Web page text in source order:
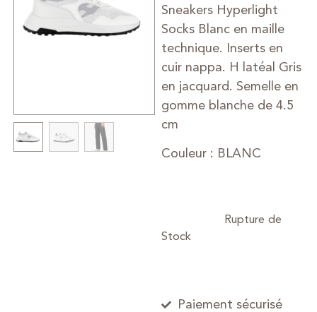
Sneakers Hyperlight
Socks Blanc en maille
technique. Inserts en
cuir nappa. H latéal Gris
en jacquard. Semelle en
gomme blanche de 4.5
cm
Couleur : BLANC
Paiement sécurisé